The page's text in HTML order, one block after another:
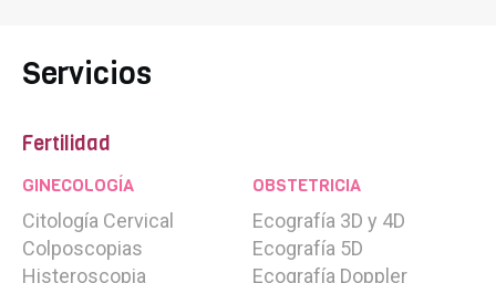
Vitrificación de Óvulos
Rejuvenecimiento ovarico
Rejuvenecimiento Ovárico
PLANeva Plan ahorro Eva para conseguir tu embarazo
MINERVA FOR EVA Plan Nutricional Eva Para Conseguir
Servicios
Fertilidad
GINECOLOGÍA
Citología Cervical
Colposcopias
Histeroscopia
OBSTETRICIA
Ecografía 3D y 4D
Ecografía 5D
Ecografía Doppler